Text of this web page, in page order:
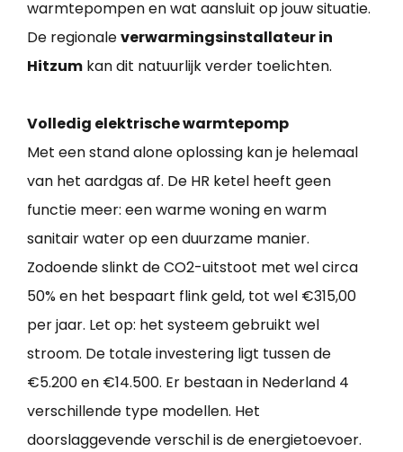
warmtepompen en wat aansluit op jouw situatie.
De regionaleverwarmingsinstallateur in
Hitzum kan dit natuurlijk verder toelichten.
Volledig elektrische warmtepomp
Met een stand alone oplossing kan je helemaal
van het aardgas af. De HR ketel heeft geen
functie meer: een warme woning en warm
sanitair water op een duurzame manier.
Zodoende slinkt de CO2-uitstoot met wel circa
50% en het bespaart flink geld, tot wel €315,00
per jaar. Let op: het systeem gebruikt wel
stroom. De totale investering ligt tussen de
€5.200 en €14.500. Er bestaan in Nederland 4
verschillende type modellen. Het
doorslaggevende verschil is de energietoevoer.